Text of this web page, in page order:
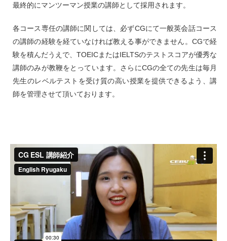
最終的にマンツーマン授業の講師として採用されます。
各コース専任の講師に関しては、必ずCGにて一般英会話コース
の講師の経験を経ていなければ教える事ができません。CGで経
験を積んだうえで、TOEICまたはIELTSのテストスコアが優秀な
講師のみが教鞭をとっています。さらにCGの全ての先生は毎月
先生のレベルテストを受け質の高い授業を提供できるよう、講
師を管理させて頂いております。